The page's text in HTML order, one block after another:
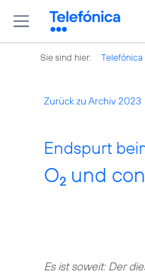
Sie sind hier:
Zurück zu Archiv 2023
Endspurt
O2 und
Es ist soweit: Der